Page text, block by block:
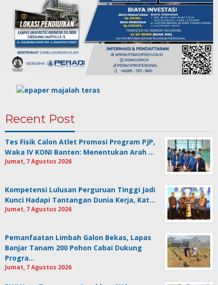
Recent Post
Tes Fisik Calon Atlet Promosi Program PJP,
Waka IV KONI Banten: Menentukan Arah …
Jumat, 7 Agustus 2026
Kompetensi Lulusan Perguruan Tinggi Jadi
Kunci Hadapi Tantangan Dunia Kerja, Kat…
Jumat, 7 Agustus 2026
Pemanfaatan Limbah Galon Bekas, Lapas
Banjar Tanam 200 Pohon Cabai Dukung
Progra…
Jumat, 7 Agustus 2026